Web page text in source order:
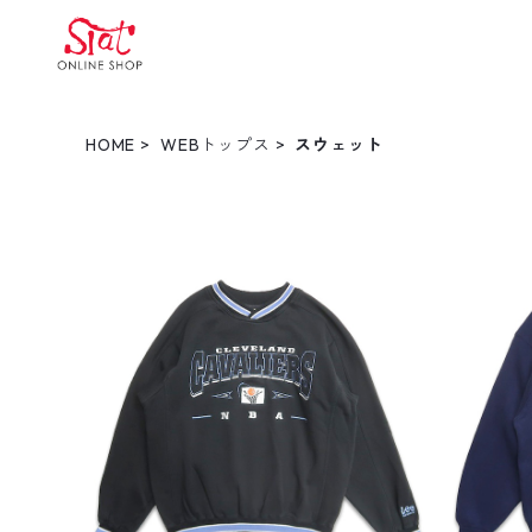
HOME WEBトップス スウェット